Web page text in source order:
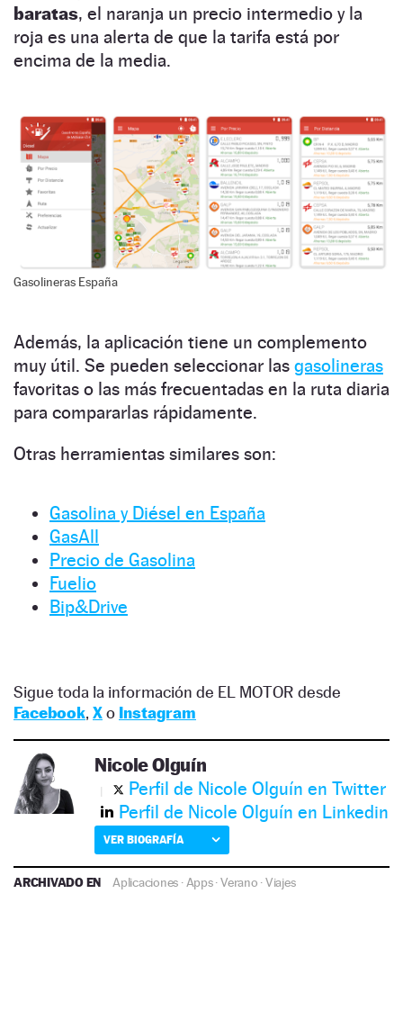
baratas, el naranja un precio intermedio y la
roja es una alerta de que la tarifa está por
encima de la media.
Gasolineras España
Además, la aplicación tiene un complemento
muy útil. Se pueden seleccionar las gasolineras
favoritas o las más frecuentadas en la ruta diaria
para compararlas rápidamente.
Otras herramientas similares son:
Gasolina y Diésel en España
GasAll
Precio de Gasolina
Fuelio
Bip&Drive
Sigue toda la información de EL MOTOR desde
Facebook, Xo Instagram
Nicole Olguín
Perfil de Nicole Olguín en Twitter
Perfil de Nicole Olguín en Linkedin
VER BIOGRAFÍA
ARCHIVADO EN Aplicaciones · Apps·Verano ·Viajes